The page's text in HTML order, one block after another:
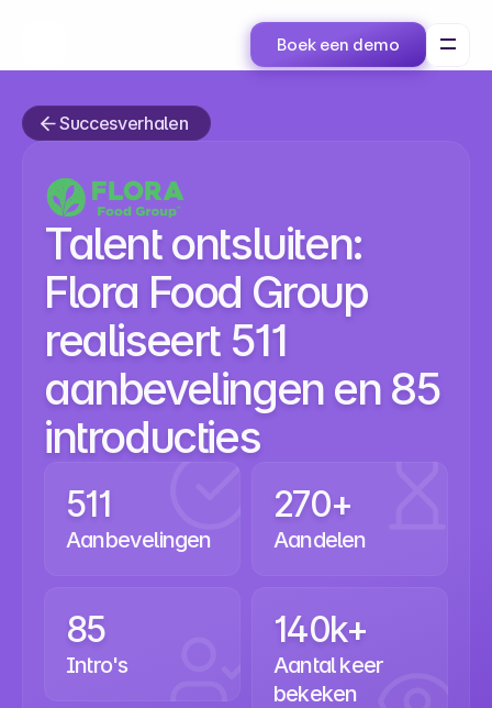
Boek een demo
Succesverhalen
Talent ontsluiten:
Flora Food Group
realiseert 511
aanbevelingen en 85
introducties
511
Aanbevelingen
140k+
Aantal keer
bekeken
85
Intro's
270+
Aandelen